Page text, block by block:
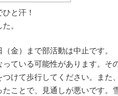
と汗！
。
金）まで部活動は中止です。
ている可能性があります。そ
けて歩行してください。また
ことで、見通しが悪いです。